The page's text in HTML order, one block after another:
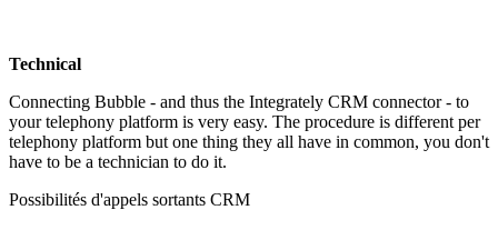
Technical
Connecting Bubble - and thus the Integrately CRM connector - to
your telephony platform is very easy. The procedure is different per
telephony platform but one thing they all have in common, you don't
have to be a technician to do it.
Possibilités d'appels sortants CRM